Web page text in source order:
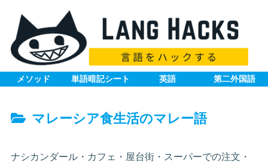
メソッド 単語暗記シート 英語 第二外国語
マレーシア食生活のマレー語
ナシカンダール・カフェ・屋台街・スーパーでの注文・